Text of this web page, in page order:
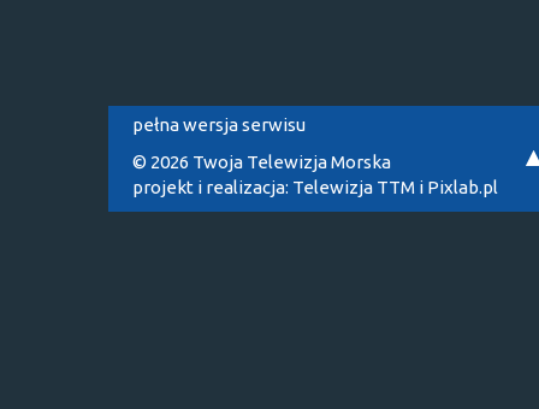
pełna wersja serwisu
© 2026 Twoja Telewizja Morska
projekt i realizacja: Telewizja TTM i Pixlab.pl